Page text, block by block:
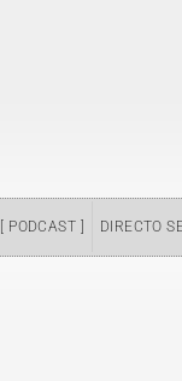
[ PODCAST ] DIRECTO